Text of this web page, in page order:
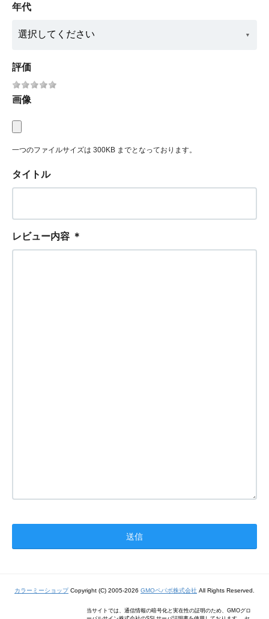
年代
評価
画像
一つのファイルサイズは 300KB までとなっております。
タイトル
レビュー内容 ＊
カラーミーショップCopyright (C) 2005-2026 GMOペパボ株式会社 All Rights Reserved.
当サイトでは、通信情報の暗号化と実在性の証明のため、GMOグロ